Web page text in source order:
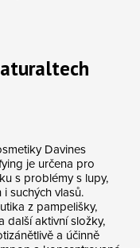
Davines
je určena pro
s problémy s lupy,
suchých vlasů.
z pampelišky,
další aktivní složky,
a účinně